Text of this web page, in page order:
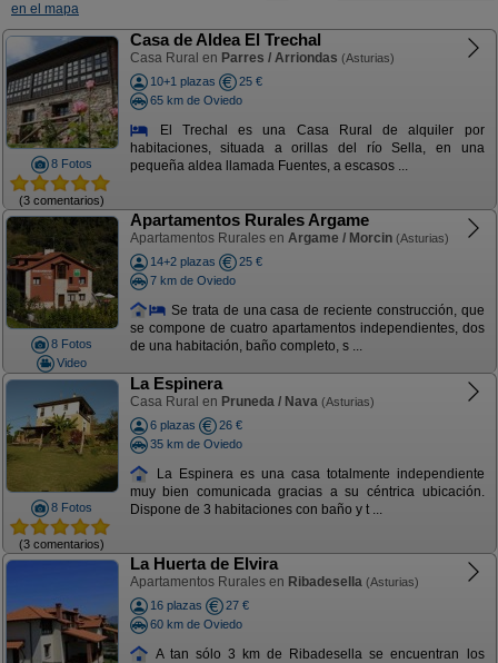
en el mapa
8 Fotos
(3 comentarios)
Casa de Aldea El Trechal
Casa Rural en Parres / Arriondas (Asturias)
10+1 plazas
25 €
65 km de Oviedo
El Trechal es una Casa Rural de alquiler por
habitaciones, situada a orillas del río Sella, en una
pequeña aldea llamada Fuentes, a escasos ...
8 Fotos
Video
Apartamentos Rurales Argame
Apartamentos Rurales en Argame / Morcin (Asturias)
14+2 plazas
25 €
7 km de Oviedo
Se trata de una casa de reciente construcción, que
se compone de cuatro apartamentos independientes, dos
de una habitación, baño completo, s ...
8 Fotos
(3 comentarios)
La Espinera
Casa Rural en Pruneda / Nava (Asturias)
6 plazas
26 €
35 km de Oviedo
La Espinera es una casa totalmente independiente
muy bien comunicada gracias a su céntrica ubicación.
Dispone de 3 habitaciones con baño y t ...
La Huerta de Elvira
Apartamentos Rurales en Ribadesella (Asturias)
16 plazas
27 €
60 km de Oviedo
A tan sólo 3 km de Ribadesella se encuentran los